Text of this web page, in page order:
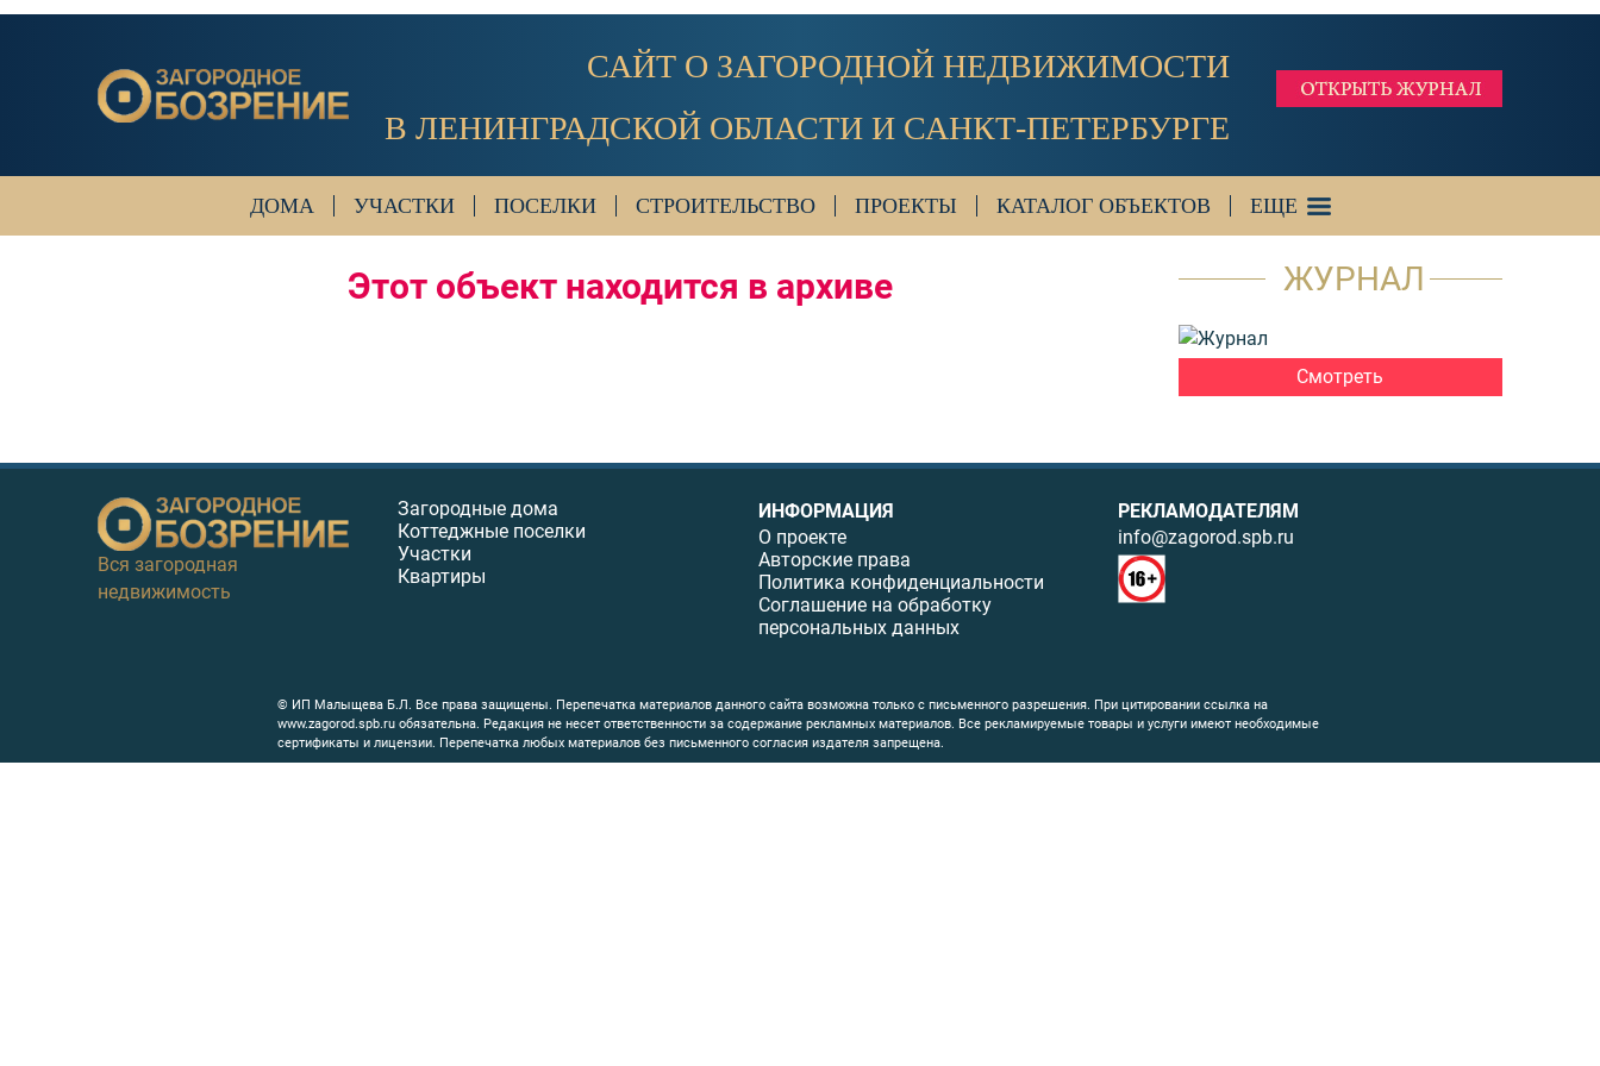
САЙТ О ЗАГОРОДНОЙ НЕДВИЖИМОСТИ
В ЛЕНИНГРАДСКОЙ ОБЛАСТИ И САНКТ-ПЕТЕРБУРГЕ
ДОМА УЧАСТКИ ПОСЕЛКИ СТРОИТЕЛЬСТВО ПРОЕКТЫ КАТАЛОГ ОБЪЕКТОВ ЕЩЕ
Этот объект находится в архиве ЖУРНАЛ
Смотреть
Вся загородная
недвижимость
Загородные дома
Коттеджные поселки
Участки
Квартиры
ИНФОРМАЦИЯ
О проекте
Авторские права
Политика конфиденциальности
Соглашение на обработку
персональных данных
РЕКЛАМОДАТЕЛЯМ
info@zagorod.spb.ru
© ИП Малыщева Б.Л. Все права защищены. Перепечатка материалов данного сайта возможна только с письменного разрешения. При цитировании ссылка на
www.zagorod.spb.ru обязательна. Редакция не несет ответственности за содержание рекламных материалов. Все рекламируемые товары и услуги имеют необходимые
сертификаты и лицензии. Перепечатка любых материалов без письменного согласия издателя запрещена.